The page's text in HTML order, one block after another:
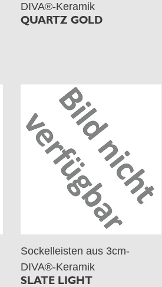
DIVA®-Keramik
QUARTZ GOLD
Sockelleisten aus 3cm-
DIVA®-Keramik
SLATE LIGHT